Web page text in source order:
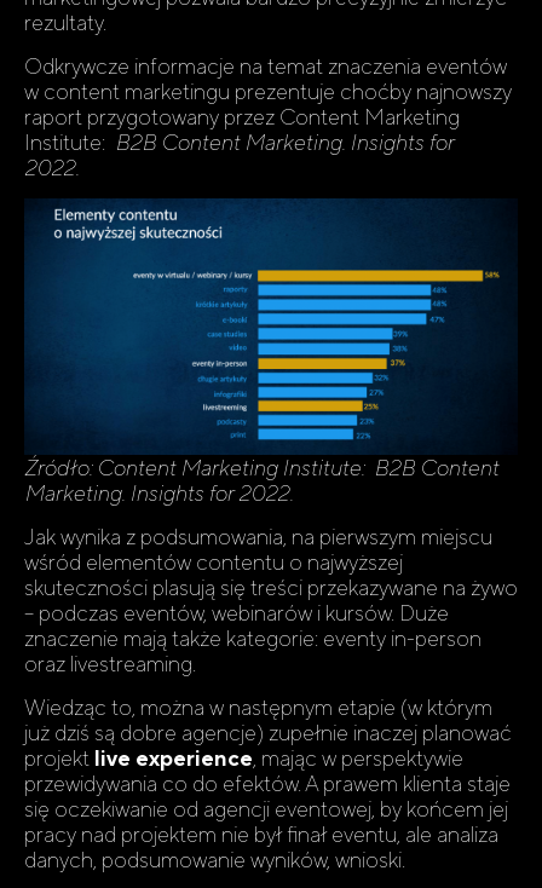
rezultaty.
Odkrywcze informacje na temat znaczenia eventów
w content marketingu prezentuje choćby najnowszy
raport przygotowany przez Content Marketing
Institute: B2B Content Marketing. Insights for
2022.
Źródło: Content Marketing Institute: B2B Content
Marketing. Insights for 2022.
Jak wynika z podsumowania, na pierwszym miejscu
wśród elementów contentu o najwyższej
skuteczności plasują się treści przekazywane na żywo
– podczas eventów, webinarów i kursów. Duże
znaczenie mają także kategorie: eventy in-person
oraz livestreaming.
Wiedząc to, można w następnym etapie (w którym
już dziś są dobre agencje) zupełnie inaczej planować
projekt live experience , mając w perspektywie
przewidywania co do efektów. A prawem klienta staje
się oczekiwanie od agencji eventowej, by końcem jej
pracy nad projektem nie był finał eventu, ale analiza
danych, podsumowanie wyników, wnioski.